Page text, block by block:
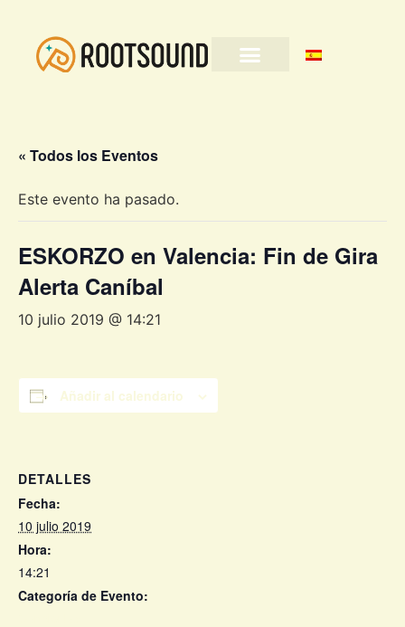
« Todos los Eventos
Este evento ha pasado.
ESKORZO en Valencia: Fin de Gira
Alerta Caníbal
10 julio 2019 @ 14:21
Añadir al calendario
DETALLES
Fecha:
10 julio 2019
Hora:
14:21
Categoría de Evento: